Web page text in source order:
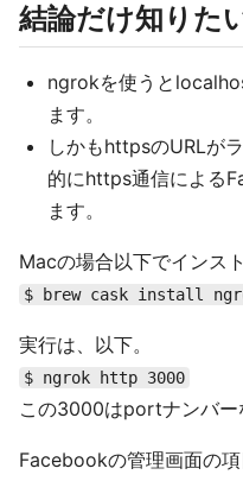
結論だけ知りた
ngrokを使うと
ます。
しかもhttpsのURLが
的にhttps通信による
ます。
Macの場合以下でインス
$ brew cask install
実行は、以下。
$ ngrok http 3000
この3000はportナンバー
Facebookの管理画面の